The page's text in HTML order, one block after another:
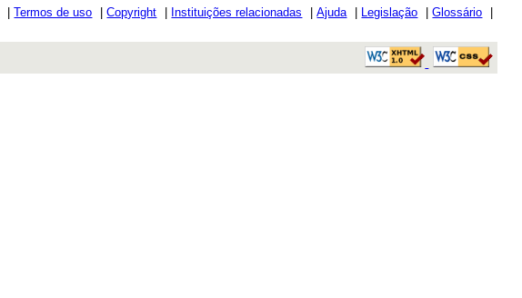
|Termos de uso |Copyright Instituições relacionadas |Ajuda Legislação |Glossário